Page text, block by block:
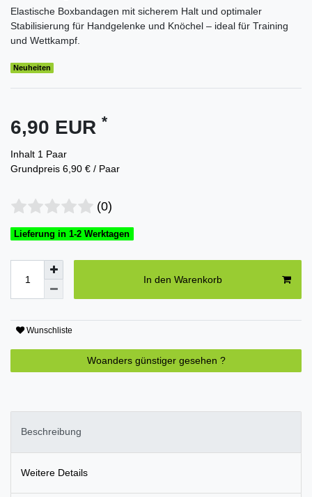
Elastische Boxbandagen mit sicherem Halt und optimaler
Stabilisierung für Handgelenke und Knöchel – ideal für Training
und Wettkampf.
Neuheiten
6,90 EUR *
Inhalt 1 Paar
Grundpreis 6,90 € / Paar
(0)
Lieferung in 1-2 Werktagen
In den Warenkorb
Wunschliste
Woanders günstiger gesehen ?
Beschreibung
Weitere Details